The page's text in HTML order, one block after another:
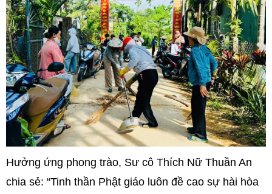
Hưởng ứng phong trào, Sư cô Thích Nữ Thuần An
chia sẻ: “Tinh thần Phật giáo luôn đề cao sự hài hòa